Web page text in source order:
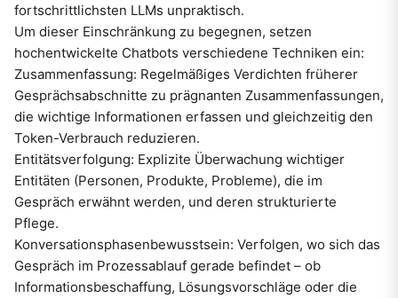
fortschrittlichsten LLMs unpraktisch.
Um dieser Einschränkung zu begegnen, setzen
hochentwickelte Chatbots verschiedene Techniken ein:
Zusammenfassung: Regelmäßiges Verdichten früherer
Gesprächsabschnitte zu prägnanten Zusammenfassungen,
die wichtige Informationen erfassen und gleichzeitig den
Token-Verbrauch reduzieren.
Entitätsverfolgung: Explizite Überwachung wichtiger
Entitäten (Personen, Produkte, Probleme), die im
Gespräch erwähnt werden, und deren strukturierte
Pflege.
Konversationsphasenbewusstsein: Verfolgen, wo sich das
Gespräch im Prozessablauf gerade befindet – ob
Informationsbeschaffung, Lösungsvorschläge oder die